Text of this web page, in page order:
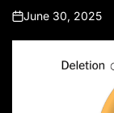
Posted
on
June 30, 2025